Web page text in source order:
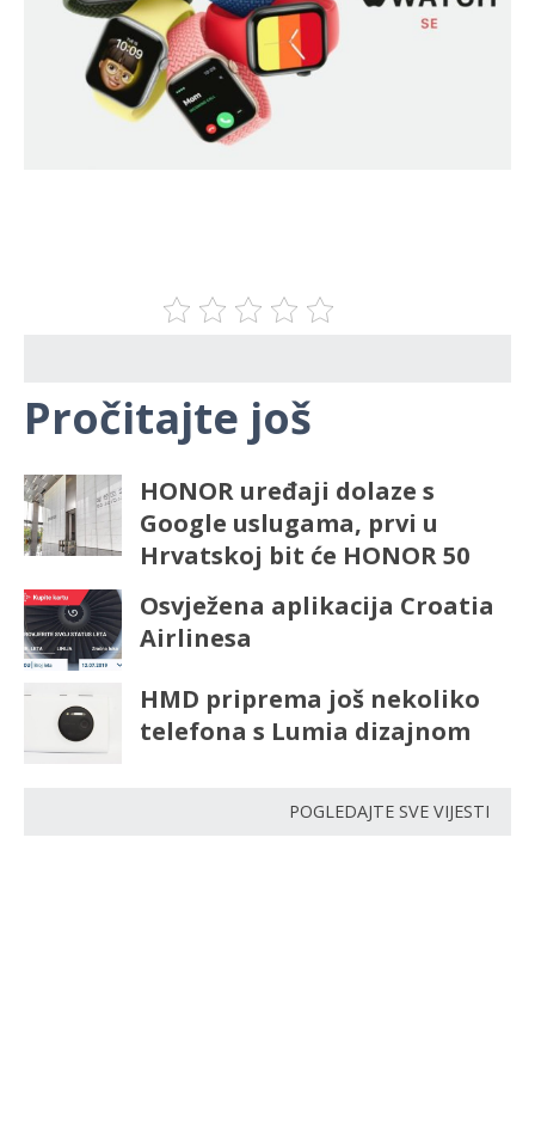
Pročitajte još
HONOR uređaji dolaze s
Google uslugama, prvi u
Hrvatskoj bit će HONOR 50
Osvježena aplikacija Croatia
Airlinesa
HMD priprema još nekoliko
telefona s Lumia dizajnom
POGLEDAJTE SVE VIJESTI